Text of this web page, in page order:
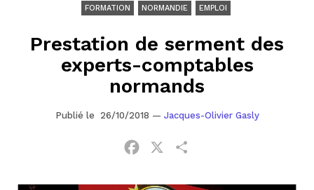
FORMATION NORMANDIE EMPLOI
Prestation de serment des
experts-comptables
normands
Publié le 26/10/2018 — Jacques-Olivier Gasly
Facebook